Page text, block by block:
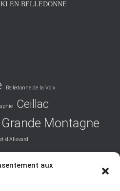
aux
EN BELLEDONNE
Belledonne de la Voix
Ceillac
Montagne
d'Allevard